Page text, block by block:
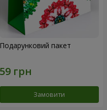
Подарунковий пакет
Замовити